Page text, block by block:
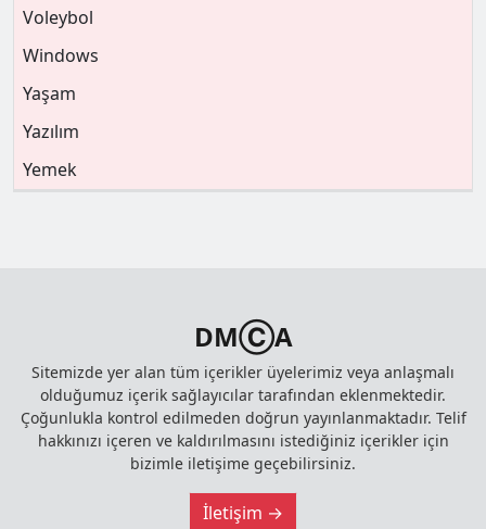
Voleybol
Windows
Yaşam
Yazılım
Yemek
DMⒸA
Sitemizde yer alan tüm içerikler üyelerimiz veya anlaşmalı
olduğumuz içerik sağlayıcılar tarafından eklenmektedir.
Çoğunlukla kontrol edilmeden doğrun yayınlanmaktadır. Telif
hakkınızı içeren ve kaldırılmasını istediğiniz içerikler için
bizimle iletişime geçebilirsiniz.
İletişim →